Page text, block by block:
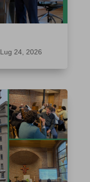
Lug 24, 2026